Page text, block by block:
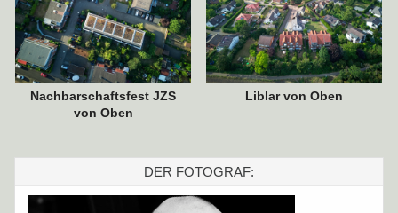
Nachbarschaftsfest JZS
von Oben
Liblar von Oben
DER FOTOGRAF: